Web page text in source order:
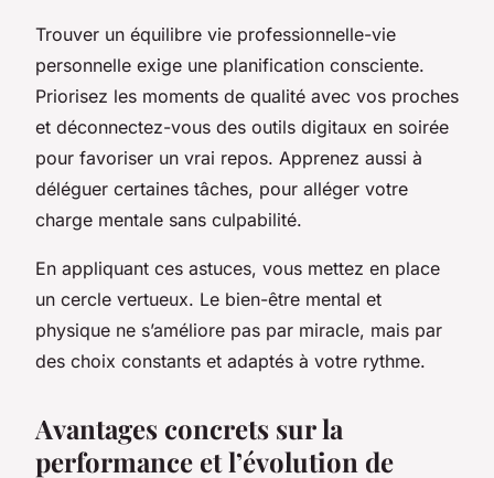
Trouver un équilibre vie professionnelle-vie
personnelle exige une planification consciente.
Priorisez les moments de qualité avec vos proches
et déconnectez-vous des outils digitaux en soirée
pour favoriser un vrai repos. Apprenez aussi à
déléguer certaines tâches, pour alléger votre
charge mentale sans culpabilité.
En appliquant ces astuces, vous mettez en place
un cercle vertueux. Le bien-être mental et
physique ne s’améliore pas par miracle, mais par
des choix constants et adaptés à votre rythme.
Avantages concrets sur la
performance et l’évolution de